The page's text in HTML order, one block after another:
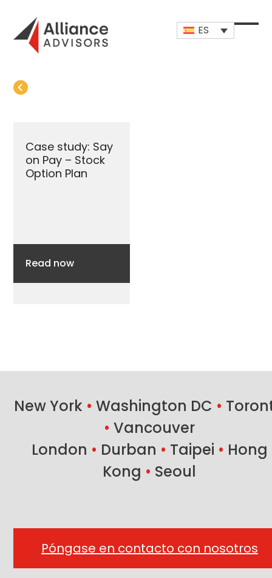
content
ES
Open
Close
Case study: Say
on Pay – Stock
Option Plan
Read now
New York • Washington DC •
• Vancouver
London • Durban • Taipei • Hong
Kong • Seoul
Póngase en contacto con nosotros